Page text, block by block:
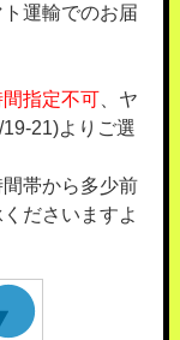
運輸でのお届
指定不可、ヤ
21)よりご選
帯から多少前
ださいますよ